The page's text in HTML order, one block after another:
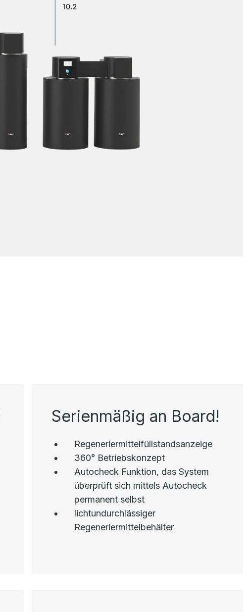
Serienmäßig an Board!
Regeneriermittelfüllstandsanzeige
360° Betriebskonzept
Autocheck Funktion, das System
überprüft sich mittels Autocheck
permanent selbst
lichtundurchlässiger
Regeneriermittelbehälter